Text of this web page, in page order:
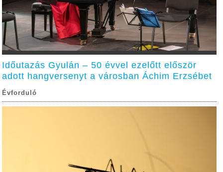
Időutazás Gyulán – 50 évvel ezelőtt először
adott hangversenyt a városban Áchim Erzsébet
Évforduló